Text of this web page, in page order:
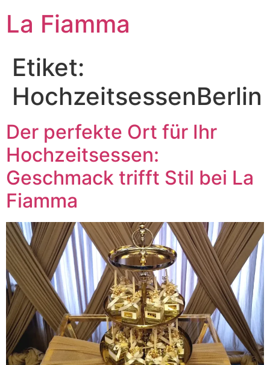
La Fiamma
Etiket:
HochzeitsessenBerlin
Der perfekte Ort für Ihr
Hochzeitsessen:
Geschmack trifft Stil bei La
Fiamma